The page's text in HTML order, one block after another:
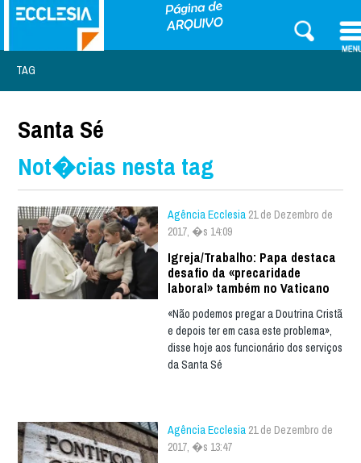
TAG
Santa Sé
Not�cias nesta tag
Agência Ecclesia 21 de Dezembro de
2017, �s 14:09
Igreja/Trabalho: Papa destaca
desafio da «precaridade
laboral» também no Vaticano
«Não podemos pregar a Doutrina Cristã
e depois ter em casa este problema»,
disse hoje aos funcionário dos serviços
da Santa Sé
Agência Ecclesia 21 de Dezembro de
2017, �s 13:47